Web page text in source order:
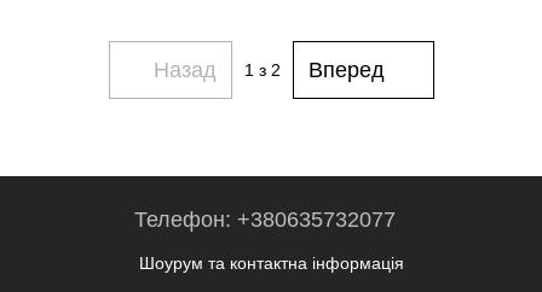
Назад 1 з 2 Вперед
Телефон: +380635732077
Шоурум та контактна інформація